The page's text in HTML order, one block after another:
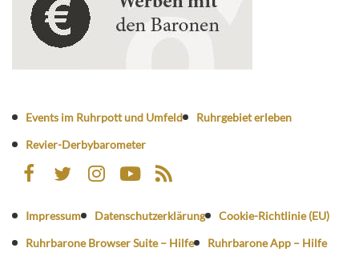
Events im Ruhrpott und Umfeld
Ruhrgebiet erleben
Revier-Derbybarometer
Impressum Datenschutzerklärung
Cookie-Richtlinie (EU)
Ruhrbarone Browser Suite – Hilfe
Ruhrbarone App – Hilfe